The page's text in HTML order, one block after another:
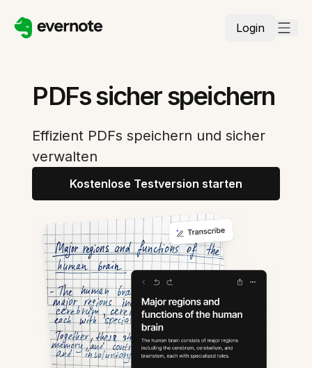
Login
PDFs sicher speichern
Effizient PDFs speichern und sicher
verwalten
Kostenlose Testversion starten